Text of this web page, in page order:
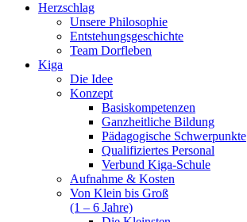
Herzschlag
Unsere Philosophie
Entstehungsgeschichte
Team Dorfleben
Kiga
Die Idee
Konzept
Basiskompetenzen
Ganzheitliche Bildung
Pädagogische Schwerpunkte
Qualifiziertes Personal
Verbund Kiga-Schule
Aufnahme & Kosten
Von Klein bis Groß
(1 – 6 Jahre)